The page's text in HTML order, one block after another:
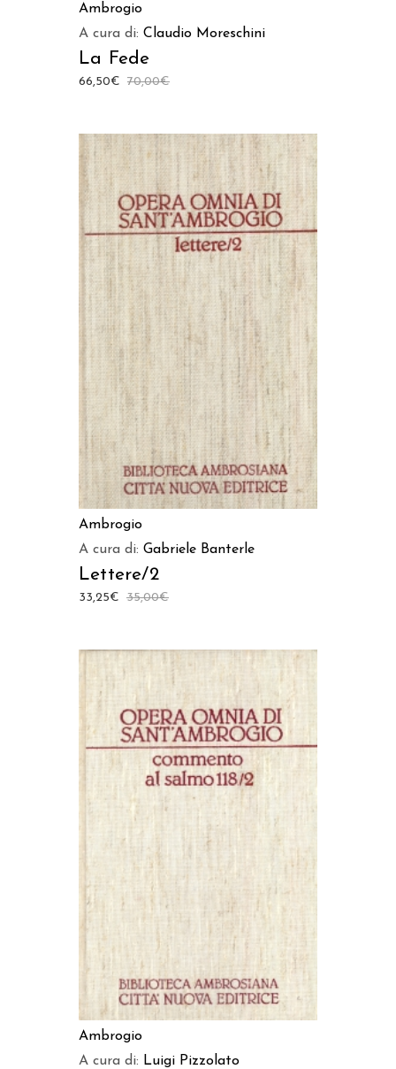
Ambrogio
A cura di: Claudio Moreschini
La Fede
70,00€
66,50€
AGGIUNGI AL CARRELLO
Ambrogio
A cura di: Gabriele Banterle
Lettere/2
35,00€
33,25€
Ambrogio
A cura di: Luigi Pizzolato